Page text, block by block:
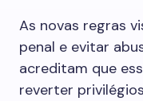
As novas regras
penal e evitar
acreditam que
reverter